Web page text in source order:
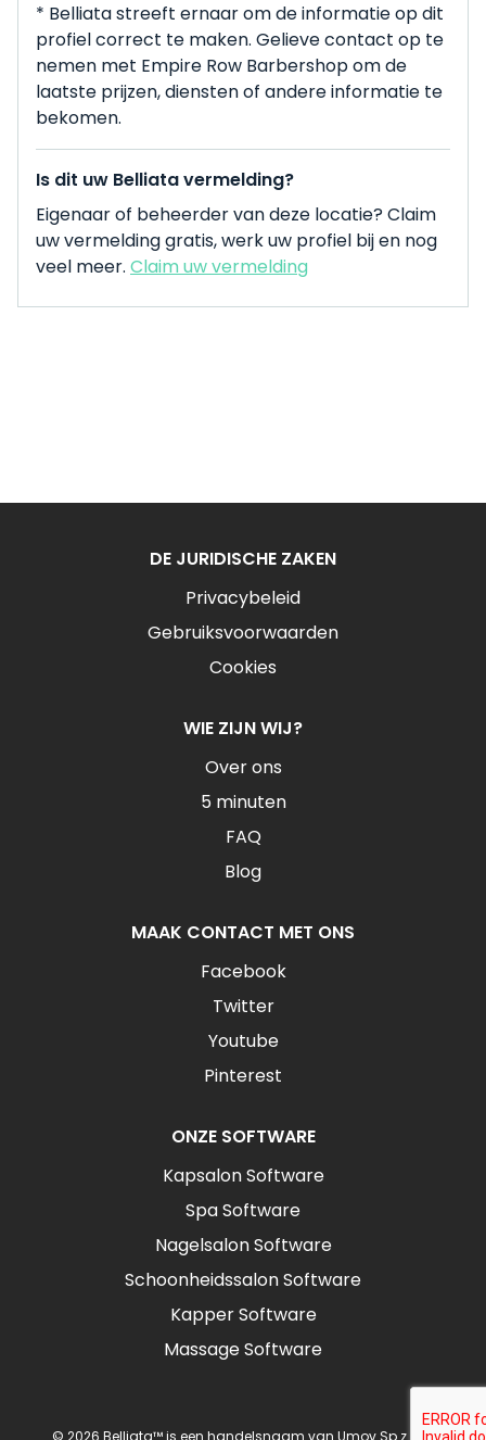
* Belliata streeft ernaar om de informatie op dit
profiel correct te maken. Gelieve contact op te
nemen met Empire Row Barbershop om de
laatste prijzen, diensten of andere informatie te
bekomen.
Is dit uw Belliata vermelding?
Eigenaar of beheerder van deze locatie? Claim
uw vermelding gratis, werk uw profiel bij en nog
veel meer. Claim uw vermelding
DE JURIDISCHE ZAKEN
Privacybeleid
Gebruiksvoorwaarden
Cookies
WIE ZIJN WIJ?
Over ons
5 minuten
FAQ
Blog
MAAK CONTACT MET ONS
Facebook
Twitter
Youtube
Pinterest
ONZE SOFTWARE
Kapsalon Software
Spa Software
Nagelsalon Software
Schoonheidssalon Software
Kapper Software
Massage Software
© 2026 Belliata™ is een handelsnaam van Umov Sp z o.o.